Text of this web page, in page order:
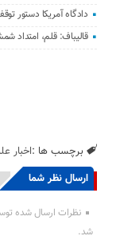
دادگاه آمریکا دستور توقف ساخت سالن ۴۰۰
قالیباف: قلم، امتداد
برچسب ها :اخبار
ارسال نظر شما
انتشار یافته : 0
نظرات ارسال شده
شد.